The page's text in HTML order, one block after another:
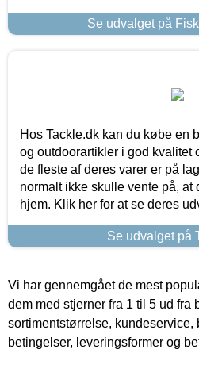
Se udvalget på
Hos Tackle.dk kan du købe en
og outdoorartikler i god kvalitet
de fleste af deres varer er på
normalt ikke skulle vente på, at
hjem. Klik her for at se deres
Se udvalget på
Vi har gennemgået de mest
dem med stjerner fra 1 til 5 ud fra
sortimentstørrelse, kundeservice,
betingelser, leveringsformer og